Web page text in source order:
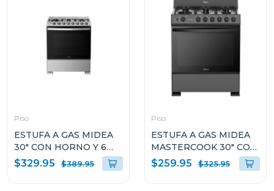
Piso
ESTUFA A GAS MIDEA
30" CON HORNO Y 6
QUEMADORES
MGS30FS1LIFSSST
$329.95 $389.95
Piso
ESTUFA A GAS MIDEA
MASTERCOOK 30" CON
HORNO Y 6
QUEMADORES
$259.95 $325.95